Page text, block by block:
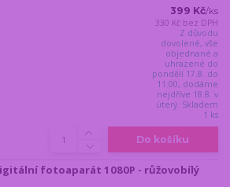
399 Kč/ks
330 Kč bez DPH
Z důvodu
dovolené, vše
objednané a
uhrazené do
pondělí 17.8. do
11:00, dodáme
nejdříve 18.8. v
úterý. Skladem
1 ks
Do košíku
fotoaparát 1080P - růžovobílý